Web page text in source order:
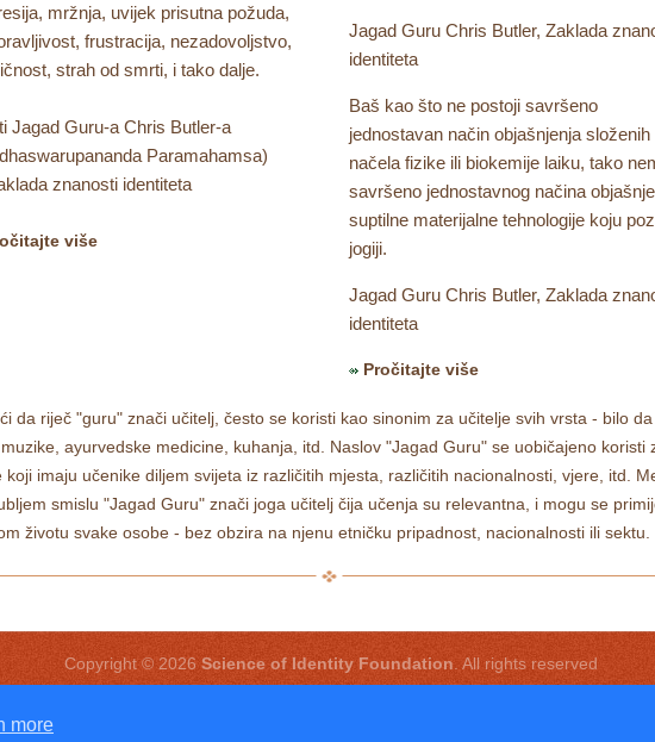
mržnja, uvijek prisutna požuda,
frustracija, nezadovoljstvo,
strah od smrti, i tako dalje.
Jagad Guru-a Chris Butler-a
Paramahamsa)
znanosti identiteta
više
Jagad Guru Chris Butler, Zaklada
identiteta
Baš kao što ne postoji savršeno
jednostavan način objašnjenja složenih
načela fizike ili biokemije laiku, tako
savršeno jednostavnog načina
suptilne materijalne tehnologije koju
jogiji.
Jagad Guru Chris Butler, Zaklada
identiteta
Pročitajte više
da riječ "guru" znači učitelj, često se koristi kao sinonim za učitelje svih vrsta - bilo
ayurvedske medicine, kuhanja, itd. Naslov "Jagad Guru" se uobičajeno koristi
koji imaju učenike diljem svijeta iz različitih mjesta, različitih nacionalnosti, vjere, itd.
smislu "Jagad Guru" znači joga učitelj čija učenja su relevantna, i mogu se
životu svake osobe - bez obzira na njenu etničku pripadnost, nacionalnosti ili sektu.
Copyright © 2026 Science of Identity Foundation . All rights reserved
more